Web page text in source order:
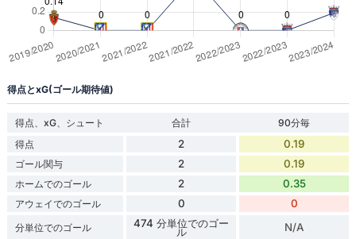
得点とxG(ゴール期待値)
得点、xG、シュート 合計
90分毎
得点
2 0.19
ゴール関与 2 0.19
ホームでのゴール 2 0.35
アウェイでのゴール 0 0
分単位でのゴール 474 分単位でのゴー
ル N/A